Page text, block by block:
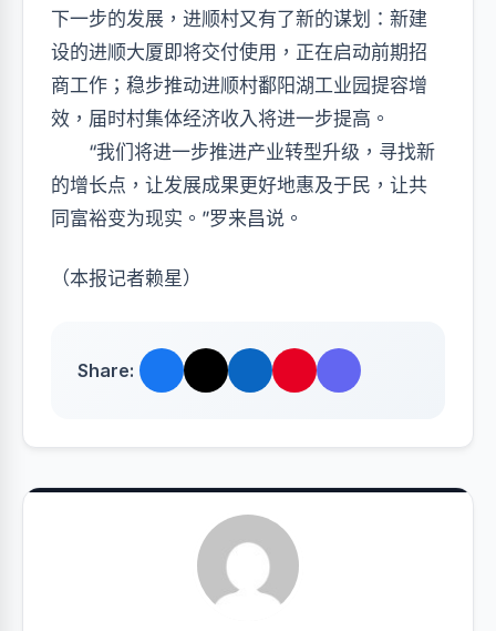
下一步的发展，进顺村又有了新的谋划：新建
设的进顺大厦即将交付使用，正在启动前期招
商工作；稳步推动进顺村鄱阳湖工业园提容增
效，届时村集体经济收入将进一步提高。
“我们将进一步推进产业转型升级，寻找新
的增长点，让发展成果更好地惠及于民，让共
同富裕变为现实。”罗来昌说。
（本报记者赖星）
Share: